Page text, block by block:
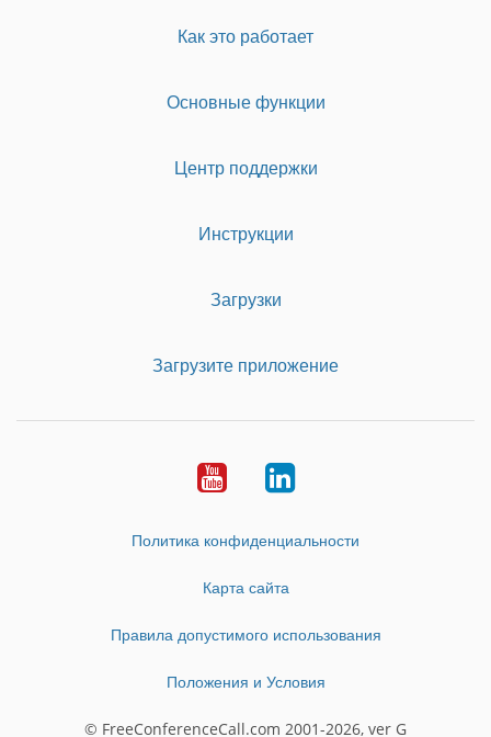
Как это работает
Основные функции
Центр поддержки
Инструкции
Загрузки
Загрузите приложение
YoutubeLinkedIn
Политика конфиденциальности
Карта сайта
Правила допустимого использования
Положения и Условия
© FreeConferenceCall.com 2001-2026, ver G